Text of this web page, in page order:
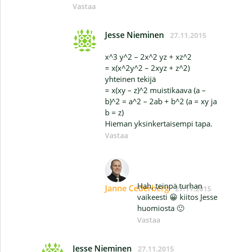
Vastaa
Jesse Nieminen 27.11.2015
x^3 y^2 – 2x^2 yz + xz^2
= x(x^2y^2 – 2xyz + z^2)
yhteinen tekijä
= x(xy – z)^2 muistikaava (a –
b)^2 = a^2 – 2ab + b^2 (a = xy ja
b = z)
Hieman yksinkertaisempi tapa.
Vastaa
Janne Cederberg 27.11.2015
Hah, teinpä turhan
vaikeesti 😀 kiitos Jesse
huomiosta 🙂
Vastaa
Jesse Nieminen 27.11.2015